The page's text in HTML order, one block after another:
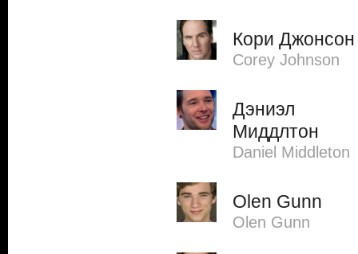
Кори Джонсон
Corey Johnson
Дэниэл
Миддлтон
Daniel Middleton
Olen Gunn
Olen Gunn